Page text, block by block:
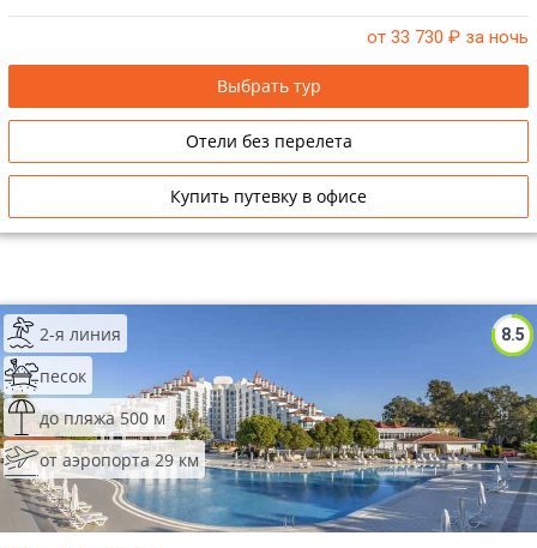
от 33 730 ₽ за ночь
Выбрать тур
Отели без перелета
Купить путевку в офисе
8.5
2-я линия
песок
до пляжа 500 м
от аэропорта 29 км